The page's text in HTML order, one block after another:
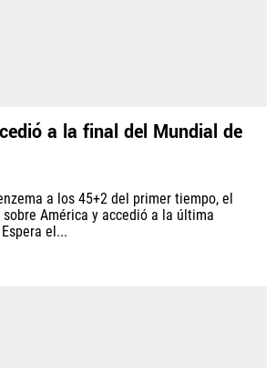
a la final del Mundial de
a los 45+2 del primer tiempo, el
América y accedió a la última
el...